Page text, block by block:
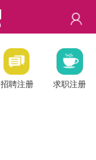
招聘注册 求职注册